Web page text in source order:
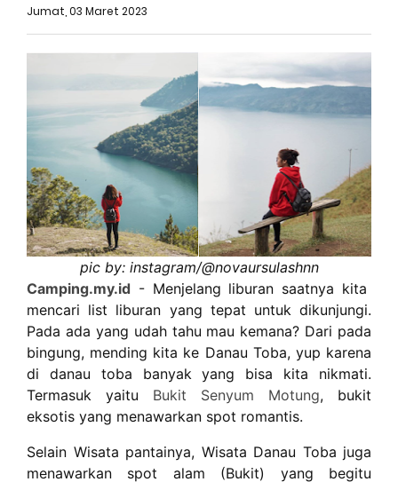
Jumat, 03 Maret 2023
pic by: instagram/@novaursulashnn
Camping.my.id - Menjelang liburan saatnya kita
mencari list liburan yang tepat untuk dikunjungi.
Pada ada yang udah tahu mau kemana? Dari pada
bingung, mending kita ke Danau Toba, yup karena
di danau toba banyak yang bisa kita nikmati.
Termasuk yaitu Bukit Senyum Motung, bukit
eksotis yang menawarkan spot romantis.
Selain Wisata pantainya, Wisata Danau Toba juga
menawarkan spot alam (Bukit) yang begitu